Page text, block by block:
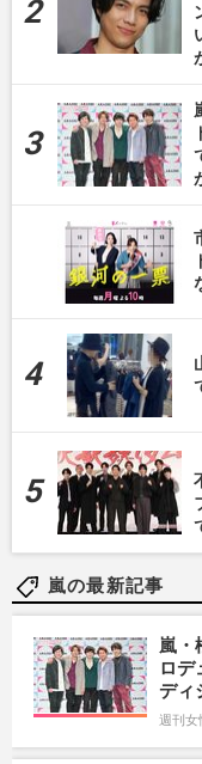
嵐の最新記事
嵐・
ロデ
ディ
週刊女